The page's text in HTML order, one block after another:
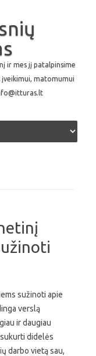
ir mes jį patalpinsime
įveikimui, matomumui
sužinoti apie
verslą
ir daugiau
didelės
darbo vietą sau,